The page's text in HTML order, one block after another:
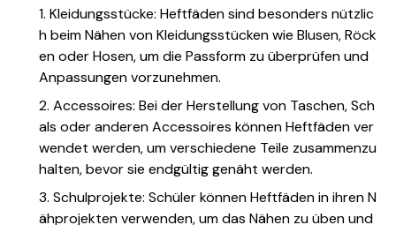
1. Kleidungsstücke: Heftfäden sind besonders nützlic
h beim Nähen von Kleidungsstücken wie Blusen, Röck
en oder Hosen, um die Passform zu überprüfen und
Anpassungen vorzunehmen.
2. Accessoires: Bei der Herstellung von Taschen, Sch
als oder anderen Accessoires können Heftfäden ver
wendet werden, um verschiedene Teile zusammenzu
halten, bevor sie endgültig genäht werden.
3. Schulprojekte: Schüler können Heftfäden in ihren N
ähprojekten verwenden, um das Nähen zu üben und